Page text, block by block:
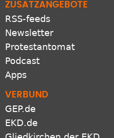
ZUSATZANGEBOTE
RSS-feeds
Newsletter
Protestantomat
Podcast
Apps
VERBUND
GEP.de
EKD.de